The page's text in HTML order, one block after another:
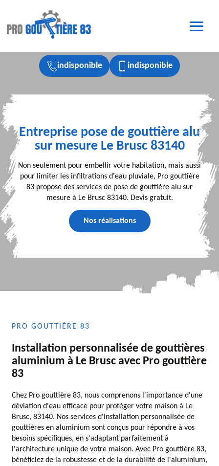
indisponible indisponible
Entreprise pose de gouttière alu
sur mesure Le Brusc 83140
Non seulement pour embellir votre habitation, mais aussi
pour limiter les infiltrations d'eau pluviale, Pro gouttière
83 propose des services de pose de gouttière alu sur
mesure à Le Brusc 83140. Devis gratuit.
Nos réalisations
PRO GOUTTIÈRE 83
Installation personnalisée de gouttières
aluminium à Le Brusc avec Pro gouttière
83
Chez Pro gouttière 83, nous comprenons l'importance d'une
déviation d'eau efficace pour protéger votre maison à Le
Brusc, 83140. Nos services d'installation personnalisée de
gouttières en aluminium sont conçus pour répondre à vos
besoins spécifiques, en s'adaptant parfaitement à
l'architecture unique de votre maison. Avec Pro gouttière 83,
bénéficiez de la robustesse et de la durabilité de l'aluminium,